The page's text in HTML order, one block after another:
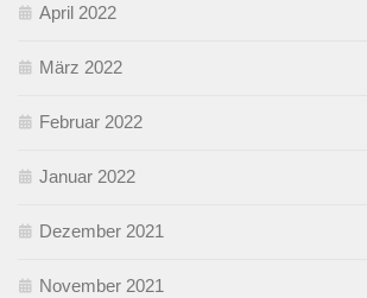
April 2022
März 2022
Februar 2022
Januar 2022
Dezember 2021
November 2021